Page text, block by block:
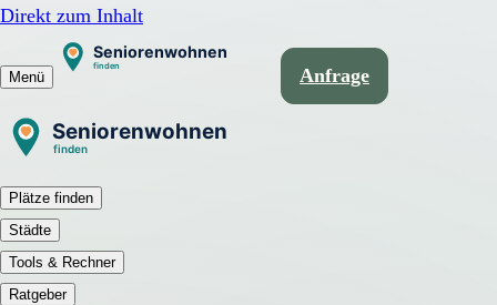
Direkt zum Inhalt
Menü Anfrage
Plätze finden
Städte
Tools & Rechner
Ratgeber